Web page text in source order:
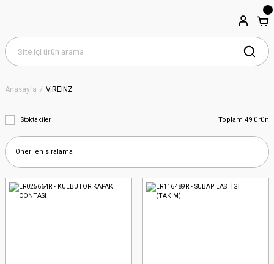
Anasayfa V.REINZ
Stoktakiler Toplam 49 ürün